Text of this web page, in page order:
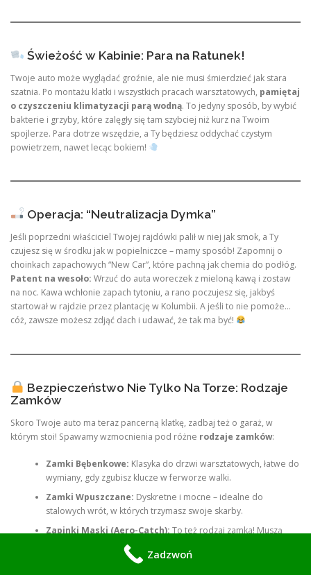
Świeżość w Kabinie: Para na Ratunek!
Twoje auto może wyglądać groźnie, ale nie musi śmierdzieć jak stara
szatnia. Po montażu klatki i wszystkich pracach warsztatowych, pamiętaj
o czyszczeniu klimatyzacji parą wodną. To jedyny sposób, by wybić
bakterie i grzyby, które zalęgły się tam szybciej niż kurz na Twoim
spojlerze. Para dotrze wszędzie, a Ty będziesz oddychać czystym
powietrzem, nawet lecąc bokiem!
Operacja: “Neutralizacja Dymka”
Jeśli poprzedni właściciel Twojej rajdówki palił w niej jak smok, a Ty
czujesz się w środku jak w popielniczce – mamy sposób! Zapomnij o
choinkach zapachowych “New Car”, które pachną jak chemia do podłóg.
Patent na wesoło: Wrzuć do auta woreczek z mieloną kawą i zostaw
na noc. Kawa wchłonie zapach tytoniu, a rano poczujesz się, jakbyś
startował w rajdzie przez plantację w Kolumbii. A jeśli to nie pomoże…
cóż, zawsze możesz zdjąć dach i udawać, że tak ma być!
Bezpieczeństwo Nie Tylko Na Torze: Rodzaje
Zamków
Skoro Twoje auto ma teraz pancerną klatkę, zadbaj też o garaż, w
którym stoi! Spawamy wzmocnienia pod różne rodzaje zamków:
Zamki Bębenkowe: Klasyka do drzwi warsztatowych, łatwe do
wymiany, gdy zgubisz klucze w ferworze walki.
Zamki Wpuszczane: Dyskretne i mocne – idealne do
stalowych wrót, w których trzymasz swoje skarby.
Zapinki Maski (Aero-Catch): To też rodzaj zamka! Muszą
trzymać maskę tak mocno, by nie odfrunęła przy 200 km/h, bo
wtedy klatka Ci nie pomoże, jak nic nie będziesz widział!
Zadzwoń